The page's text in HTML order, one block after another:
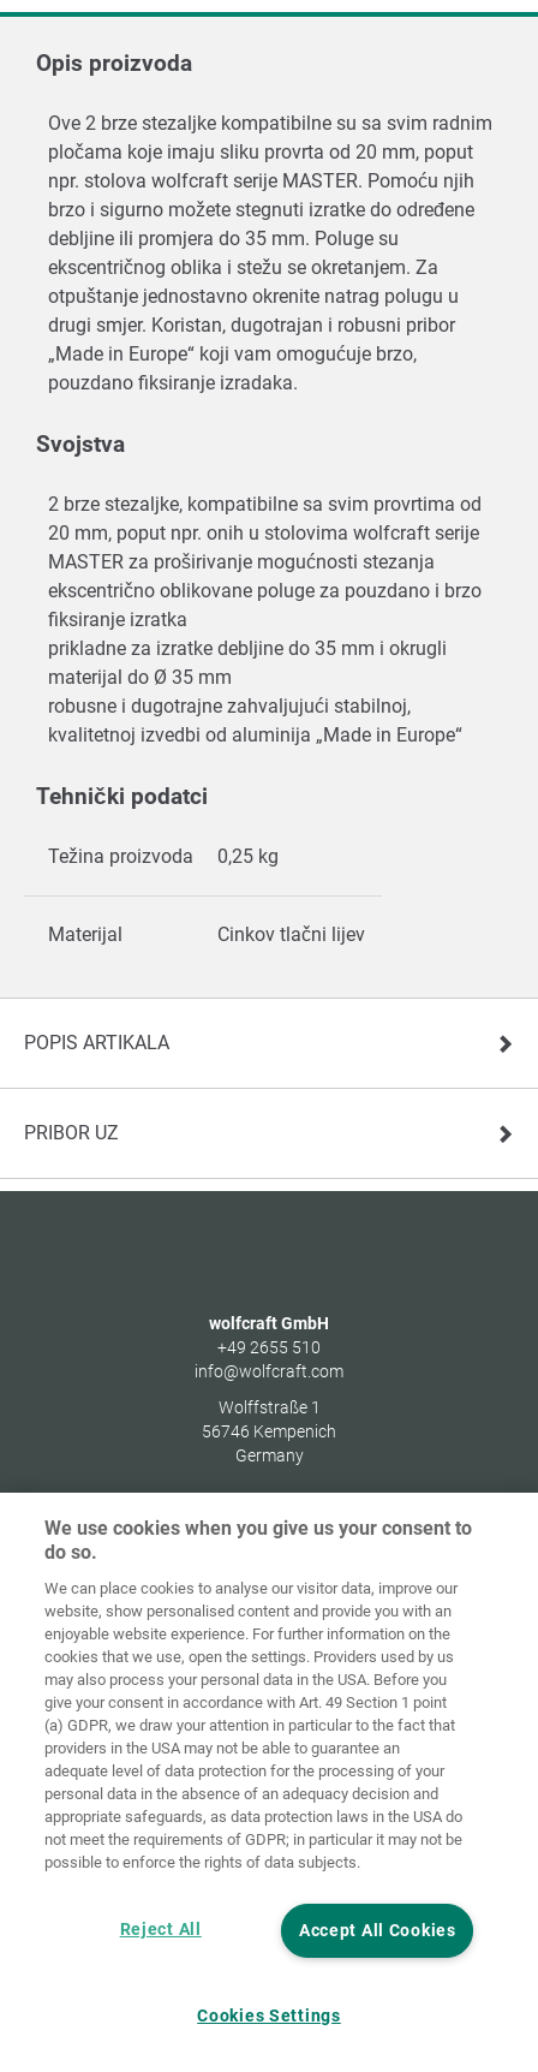
Opis proizvoda
Ove 2 brze stezaljke kompatibilne su sa svim radnim
pločama koje imaju sliku provrta od 20 mm, poput
npr. stolova wolfcraft serije MASTER. Pomoću njih
brzo i sigurno možete stegnuti izratke do određene
debljine ili promjera do 35 mm. Poluge su
ekscentričnog oblika i stežu se okretanjem. Za
otpuštanje jednostavno okrenite natrag polugu u
drugi smjer. Koristan, dugotrajan i robusni pribor
„Made in Europe“ koji vam omogućuje brzo,
pouzdano fiksiranje izradaka.
Svojstva
2 brze stezaljke, kompatibilne sa svim provrtima od
20 mm, poput npr. onih u stolovima wolfcraft serije
MASTER za proširivanje mogućnosti stezanja
ekscentrično oblikovane poluge za pouzdano i brzo
fiksiranje izratka
prikladne za izratke debljine do 35 mm i okrugli
materijal do Ø 35 mm
robusne i dugotrajne zahvaljujući stabilnoj,
kvalitetnoj izvedbi od aluminija „Made in Europe“
Tehnički podatci
Težina proizvoda 0,25 kg
Materijal Cinkov tlačni lijev
POPIS ARTIKALA
PRIBOR UZ
wolfcraft GmbH
+49 2655 510
info@wolfcraft.com
Wolffstraße 1
56746 Kempenich
Germany
Početna Kontakt Impresum
Zaštita
podataka
Opći uvjeti
poslovanja
Smjernice za
kolačiće Prijava
Accessibility
Statement
Postavke za kolačiće
We use cookies when you give us your consent to
do so.
We can place cookies to analyse our visitor data, improve our
website, show personalised content and provide you with an
enjoyable website experience. For further information on the
cookies that we use, open the settings. Providers used by us
may also process your personal data in the USA. Before you
give your consent in accordance with Art. 49 Section 1 point
(a) GDPR, we draw your attention in particular to the fact that
providers in the USA may not be able to guarantee an
adequate level of data protection for the processing of your
personal data in the absence of an adequacy decision and
appropriate safeguards, as data protection laws in the USA do
not meet the requirements of GDPR; in particular it may not be
possible to enforce the rights of data subjects.
Accept All Cookies
Reject All
Cookies Settings